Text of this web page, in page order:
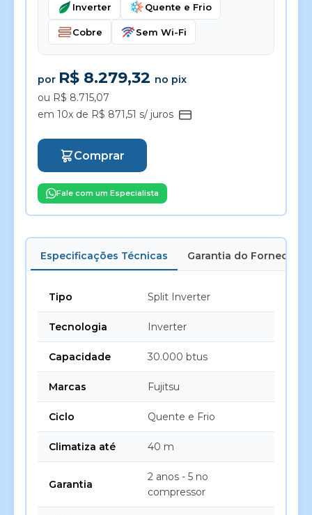
Inverter Quente e Frio
Cobre Sem Wi-Fi
por R$ 8.279,32 no pix
ou R$ 8.715,07
em 10x de R$ 871,51 s/ juros
Comprar
Fale com um Especialista
Especificações Técnicas Garantia do Fornecedor
Tipo Split Inverter
Tecnologia Inverter
Capacidade 30.000 btus
Marcas Fujitsu
Ciclo Quente e Frio
Climatiza até 40 m
Garantia
2 anos - 5 no
compressor